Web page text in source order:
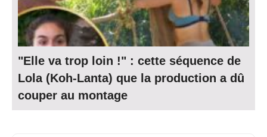
"Elle va trop loin !" : cette séquence de
Lola (Koh-Lanta) que la production a dû
couper au montage